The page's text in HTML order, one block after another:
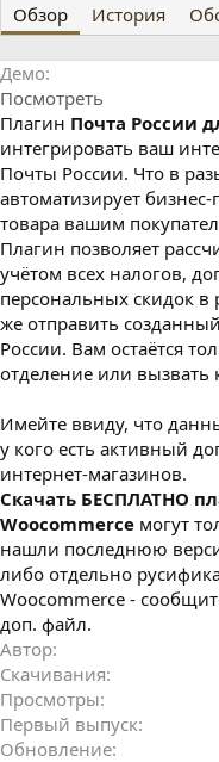
т
о
р
т
а
с
д
а
н
и
я
Обзор История
Демо
Посмотреть
Плагин Почта России
интегрировать ваш
Почты России. Что в
автоматизирует
товара вашим
Плагин позволяет
учётом всех налогов,
персональных скидок в
же отправить
России. Вам остаётся
отделение или вызвать
Имейте ввиду, что
у кого есть активный
интернет-магазинов.
Cкачать БЕСПЛАТНО
Woocommerce могут
нашли последнюю
либо отдельно
Woocommerce -
доп. файл.
Автор
Скачивания
Просмотры
Первый выпуск
Обновление